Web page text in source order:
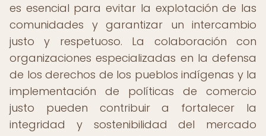
es esencial para evitar la explotación de las
comunidades y garantizar un intercambio
justo y respetuoso. La colaboración con
organizaciones especializadas en la defensa
de los derechos de los pueblos indígenas y la
implementación de políticas de comercio
justo pueden contribuir a fortalecer la
integridad y sostenibilidad del mercado